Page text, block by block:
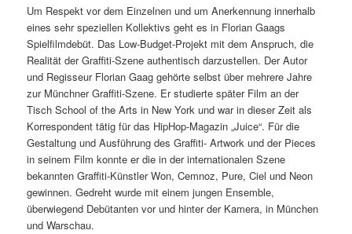
Um Respekt vor dem Einzelnen und um Anerkennung innerhalb
eines sehr speziellen Kollektivs geht es in Florian Gaags
Spielfilmdebüt. Das Low-Budget-Projekt mit dem Anspruch, die
Realität der Graffiti-Szene authentisch darzustellen. Der Autor
und Regisseur Florian Gaag gehörte selbst über mehrere Jahre
zur Münchner Graffiti-Szene. Er studierte später Film an der
Tisch School of the Arts in New York und war in dieser Zeit als
Korrespondent tätig für das HipHop-Magazin „Juice“. Für die
Gestaltung und Ausführung des Graffiti- Artwork und der Pieces
in seinem Film konnte er die in der internationalen Szene
bekannten Graffiti-Künstler Won, Cemnoz, Pure, Ciel und Neon
gewinnen. Gedreht wurde mit einem jungen Ensemble,
überwiegend Debütanten vor und hinter der Kamera, in München
und Warschau.